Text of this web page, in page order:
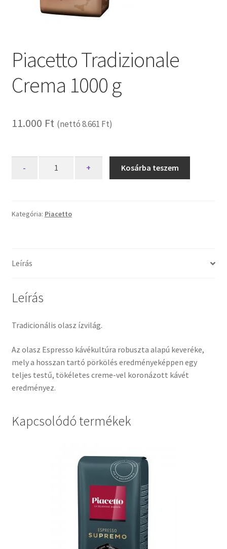
Piacetto Tradizionale
Crema 1000 g
11.000 Ft (nettó8.661 Ft)
-
g
+ Kosárba teszem
Kategória: Piacetto
Leírás
Leírás
Tradicionális olasz ízvilág.
Az olasz Espresso kávékultúra robuszta alapú keveréke,
mely a hosszan tartó pörkölés eredményeképpen egy
teljes testű, tökéletes creme-vel koronázott kávét
eredményez.
Kapcsolódó termékek